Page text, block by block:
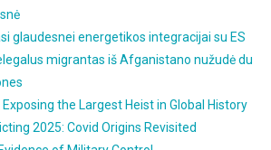
glaudesnei energetikos integracijai su ES
migrantas iš Afganistano nužudė du
the Largest Heist in Global History
2025: Covid Origins Revisited